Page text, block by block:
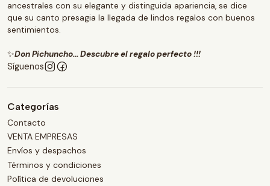
ancestrales con su elegante y distinguida apariencia, se dice
que su canto presagia la llegada de lindos regalos con buenos
sentimientos.
✨Don Pichuncho... Descubre el regalo perfecto !!!
Síguenos
Categorías
Contacto
VENTA EMPRESAS
Envíos y despachos
Términos y condiciones
Política de devoluciones